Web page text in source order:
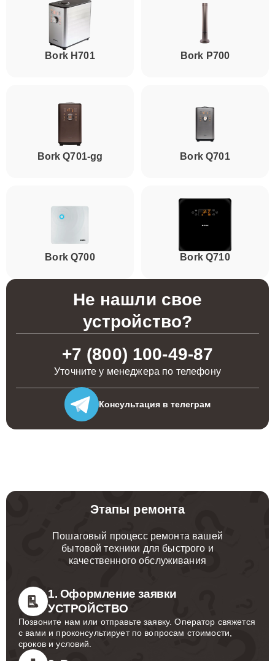
Bork H701 Bork P700
Bork Q701-gg Bork Q701
Bork Q700 Bork Q710
Не нашли свое
устройство?
+7 (800) 100-49-87
Уточните у менеджера по телефону
Консультация в телеграм
Этапы ремонта
Пошаговый процесс ремонта вашей
бытовой техники для быстрого и
качественного обслуживания
1. Оформление заявки
УСТРОЙСТВО
Позвоните нам или отправьте заявку. Оператор свяжется
с вами и проконсультирует по вопросам стоимости,
сроков и условий.